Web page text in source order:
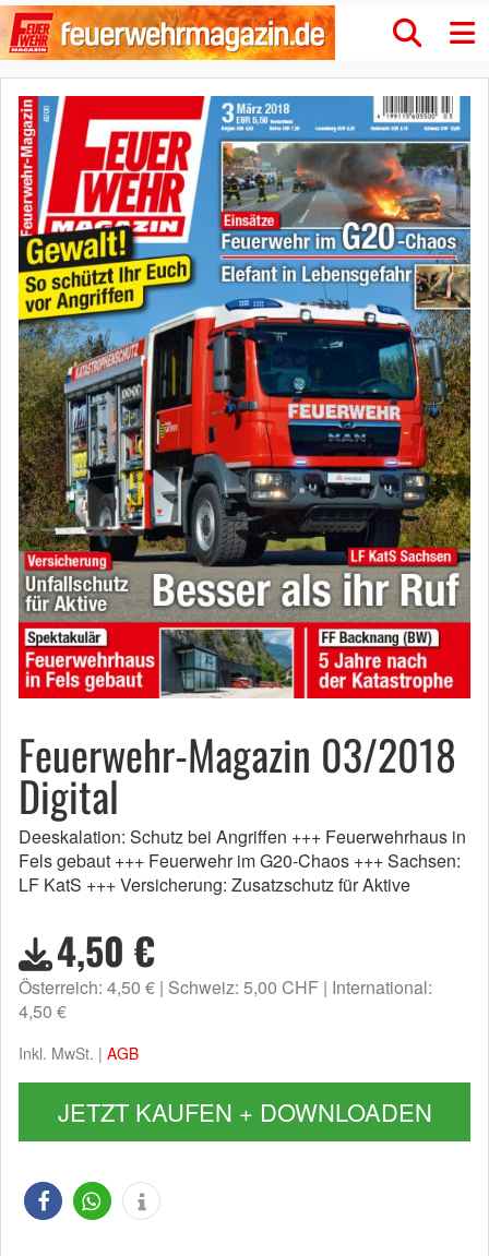
Feuerwehr-Magazin 03/2018
Digital
Deeskalation: Schutz bei Angriffen +++ Feuerwehrhaus in
Fels gebaut +++ Feuerwehr im G20-Chaos +++ Sachsen:
LF KatS +++ Versicherung: Zusatzschutz für Aktive
4,50 €
Österreich: 4,50 € Schweiz: 5,00 CHF International:
4,50 €
Inkl. MwSt. | AGB
JETZT KAUFEN + DOWNLOADEN